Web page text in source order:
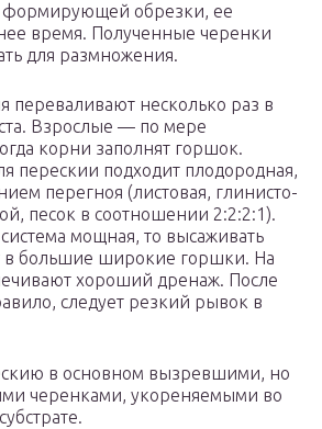
формирующей обрезки, ее
время. Полученные черенки
для размножения.
переваливают несколько раз в
Взрослые — по мере
корни заполнят горшок.
перескии подходит плодородная,
перегноя (листовая, глинисто-
песок в соотношении 2:2:2:1).
мощная, то высаживать
в большие широкие горшки. На
хороший дренаж. После
следует резкий рывок в
в основном вызревшими, но
черенками, укореняемыми во